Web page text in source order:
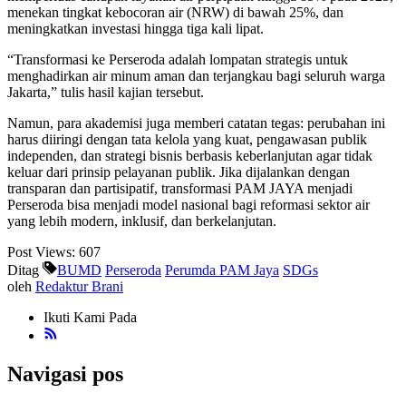
menekan tingkat kebocoran air (NRW) di bawah 25%, dan
meningkatkan investasi hingga tiga kali lipat.
“Transformasi ke Perseroda adalah lompatan strategis untuk
menghadirkan air minum aman dan terjangkau bagi seluruh warga
Jakarta,” tulis hasil kajian tersebut.
Namun, para akademisi juga memberi catatan tegas: perubahan ini
harus diiringi dengan tata kelola yang kuat, pengawasan publik
independen, dan strategi bisnis berbasis keberlanjutan agar tidak
keluar dari prinsip pelayanan publik. Jika dijalankan dengan
transparan dan partisipatif, transformasi PAM JAYA menjadi
Perseroda bisa menjadi model nasional bagi reformasi sektor air
yang lebih modern, inklusif, dan berkelanjutan.
Post Views: 607
Ditag
BUMD Perseroda Perumda PAM Jaya SDGs
oleh Redaktur Brani
Ikuti Kami Pada
Navigasi pos